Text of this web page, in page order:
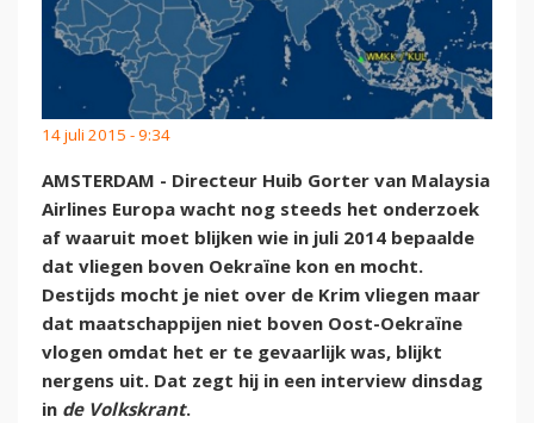
14 juli 2015 - 9:34
AMSTERDAM - Directeur Huib Gorter van Malaysia
Airlines Europa wacht nog steeds het onderzoek
af waaruit moet blijken wie in juli 2014 bepaalde
dat vliegen boven Oekraïne kon en mocht.
Destijds mocht je niet over de Krim vliegen maar
dat maatschappijen niet boven Oost-Oekraïne
vlogen omdat het er te gevaarlijk was, blijkt
nergens uit. Dat zegt hij in een interview dinsdag
in de Volkskrant.